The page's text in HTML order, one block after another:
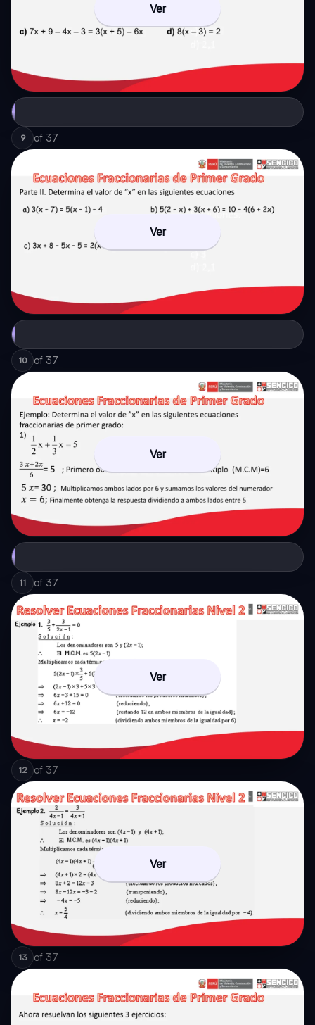
Ver
9 of 37
Ver
10 of 37
Ver
11 of 37
Ver
12 of 37
Ver
13 of 37